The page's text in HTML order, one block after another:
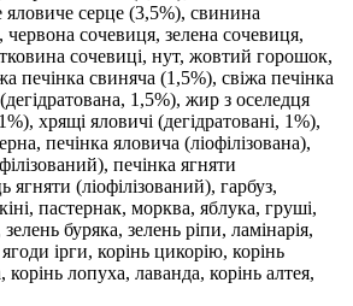
серце (3,5%), свинина
червона сочевиця, зелена сочевиця,
сочевиці, нут, жовтий горошок,
печінка свиняча (1,5%), свіжа печінка
1,5%), жир з оселедця
хрящі яловичі (дегідратовані, 1%),
печінка яловича (ліофілізована),
печінка ягняти
ягняти (ліофілізований), гарбуз,
пастернак, морква, яблука, груші,
буряка, зелень ріпи, ламінарія,
ірги, корінь цикорію, корінь
лопуха, лаванда, корінь алтея,